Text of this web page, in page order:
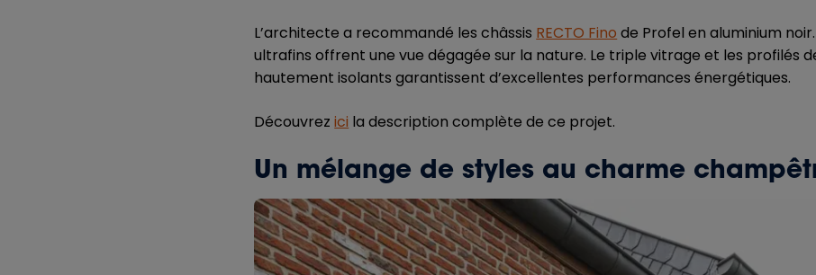
L’architecte a recommandé les châssis RECTO Fino de Profel en aluminium
ultrafins offrent une vue dégagée sur la nature. Le triple vitrage et les profilés
hautement isolants garantissent d’excellentes performances énergétiques.
Découvrezici la description complète de ce projet.
Un mélange de styles au charme